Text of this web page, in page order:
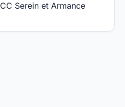
CC Serein et Armance